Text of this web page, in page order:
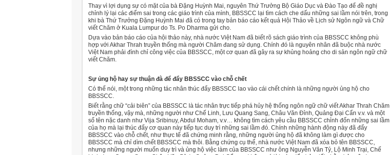
Thay vì lợi dụng sự có mặt của bà Ðặng Huỳnh Mai, nguyên Thứ Trưởng Bộ Giáo Dục và Ðào Tạo để đề nghị
chỉnh lý lại các điểm sai trong các giáo trình của mình, BBSSCC lại tìm cách che dấu những sai lầm nói trên, trong
khi bà Thứ Trưởng Ðặng Huỳnh Mai đã có trong tay bản báo cáo kết quả Hội Thảo về Lịch sử Ngôn ngữ và Chữ
viết Chăm ở Kuala Lumpur do Ts. Po Dharma gửi cho.
Dựa vào bản báo cáo của hội thảo này, nhà nước Việt Nam đã biết rõ sách giáo trình của BBSSCC không phù
hợp với Akhar Thrah truyền thống mà người Chăm đang sử dụng. Chính đó là nguyên nhân đã buộc nhà nước
Việt Nam phải đình chỉ công việc của BBSSCC, một cơ quan đã gây ra sự khủng hoảng cho di sản ngôn ngữ chữ
viết Chăm.
Sự ủng hộ hay sự thuận đà để đẩy BBSSCC vào chỗ chết
Có thể nói, một trong những tác nhân thúc đẩy BBSSCC lao vào cái chết chính là những người ủng hộ cho
BBSSCC.
Biết rằng chữ “cải biên” của BBSSCC là tác nhân trực tiếp phá hủy hệ thống ngôn ngữ chữ viết Akhar Thrah Chăm
truyền thống, vậy mà, những người như Chế Linh, Lưu Quang Sang, Châu Văn Ðỉnh, Quảng Ðại Cẩn v.v. và một
số tên nặc danh như Vija Sribinuy, Abdul Moham, v.v… không tìm cách yêu cầu BBSSCC chỉnh đốn những sai lầm
của họ mà lại thúc đẩy cơ quan này tiếp tục duy trì những sai lầm đó. Chính những hành động này đã đẩy
BBSSCC vào chỗ chết, như thực tế đã chứng minh rằng, những người ủng hộ đã không làm gì được cho
BBSSCC mà chỉ dìm chết BBSSCC mà thôi. Bằng chứng cụ thể, nhà nước Việt Nam đã xóa bỏ tên BBSSCC,
nhưng những người muốn duy trì và ủng hộ việc làm của BBSSCC như ông Nguyễn Văn Tỷ, Lộ Minh Trại, Chế